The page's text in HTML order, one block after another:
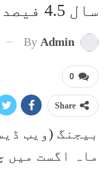
سال 4.5 فیصد اضافہ
By Admin
0
Share
بیجنگ (ویب
ماہ اگست میں